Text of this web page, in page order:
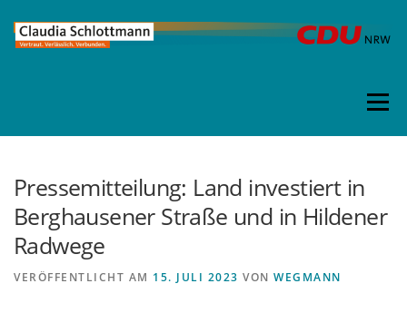
zum
Inhalt
Menü
Pressemitteilung: Land investiert in
Berghausener Straße und in Hildener
Radwege
VERÖFFENTLICHT AM 15. JULI 2023 VON WEGMANN